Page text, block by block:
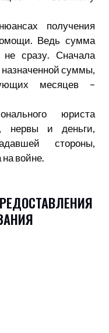
получения
Ведь сумма
не сразу. Сначала
суммы,
месяцев –
юриста
нервы и деньги,
стороны,
войне.